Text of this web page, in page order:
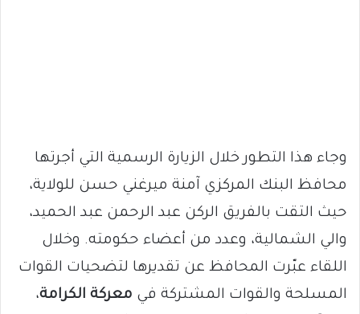
وجاء هذا التطور خلال الزيارة الرسمية التي أجرتها
محافظ البنك المركزي آمنة ميرغني حسن للولاية،
حيث التقت بالفريق الركن عبد الرحمن عبد الحميد،
والي الشمالية، وعدد من أعضاء حكومته. وخلال
اللقاء عبّرت المحافظ عن تقديرها لتضحيات القوات
المسلحة والقوات المشتركة في معركة الكرامة،